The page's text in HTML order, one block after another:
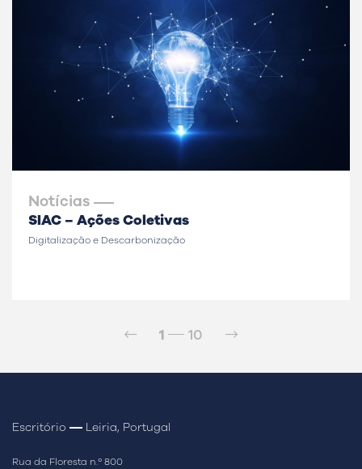
Notícias
SIAC – Ações Coletivas
Digitalização e Descarbonização
1 10
Escritório Leiria, Portugal
Rua da Floresta n.º 800